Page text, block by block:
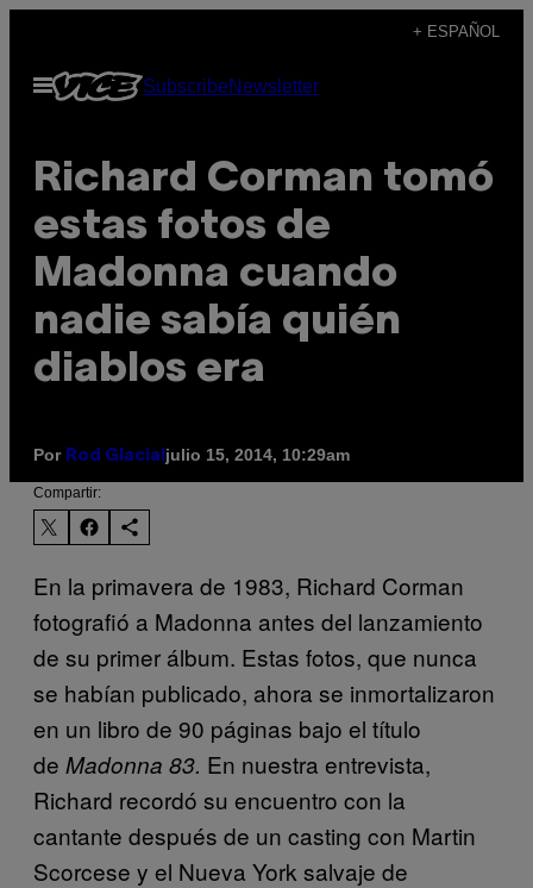
contenido
+ ESPAÑOL
Abrir
Menú
SubscribeNewsletter
Richard Corman tomó
estas fotos de
Madonna cuando
nadie sabía quién
diablos era
Por Rod Glacial julio 15, 2014, 10:29am
Compartir:
En la primavera de 1983, Richard Corman
fotografió a Madonna antes del lanzamiento
de su primer álbum. Estas fotos, que nunca
se habían publicado, ahora se inmortalizaron
en un libro de 90 páginas bajo el título
de Madonna 83. En nuestra entrevista,
Richard recordó su encuentro con la
cantante después de un casting con Martin
Scorcese y el Nueva York salvaje de